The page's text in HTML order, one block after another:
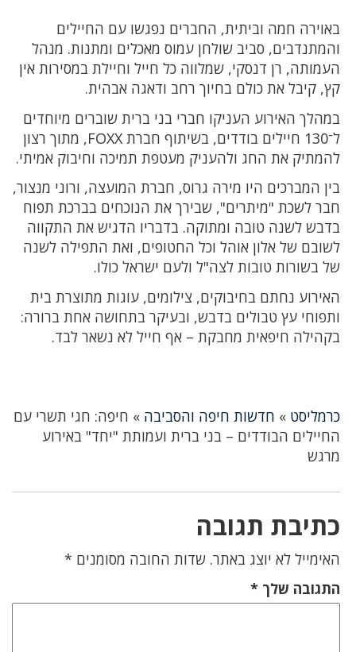
באוירה חמה וביתית, החברים נפגשו עם החיילים
והמתנדבים, סביב שולחן עמוס מאכלים ומתנות. מנהל
העמותה, רן דנסקי, שמלווה כל חייל וחיילת במסירות אין
קץ, קיבל את כולם בחיוך רחב ודאגה אבהית.
במהלך האירוע העניקו חברי בני ברית שוברים מיוחדים
ל־130 חיילים בודדים, בשיתוף חברת FOXX, מתוך רצון
להמתיק את החג ולהעניק מעטפת תמיכה וחיבוק אמיתי.
בין המברכים היו מירה גרוס, חברת המועצה, ורוני מנצור,
חבר לשכת "מיתרים", שבירך את הנוכחים בברכת תפוח
בדבש לשנה טובה ומתוקה. בדבריו הדגיש את התקווה
לשובם של אלון אוהל וכל החטופים, ואת התפילה לשנה
של בשורות טובות לצה"ל ולעם ישראל כולו.
האירוע נחתם בחיבוקים, צילומים, עוגות מתוצרת בית
ותפוחי עץ טבולים בדבש, ובעיקר בתחושה אחת ברורה:
בקהילה חיפאית מחבקת – אף חייל לא נשאר לבד.
כרמליסט » חדשות חיפה והסביבה » חיפה: חגי תשרי עם
החיילים הבודדים – בני ברית ועמותת "יחד" באירוע
מרגש
כתיבת תגובה
האימייל לא יוצג באתר. שדות החובה מסומנים *
התגובה שלך *